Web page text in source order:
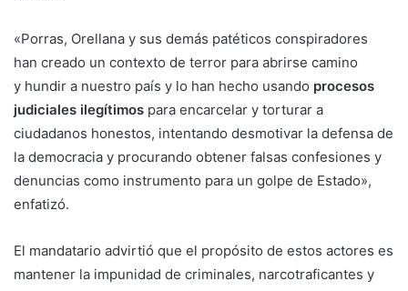
«Porras, Orellana y sus demás patéticos conspiradores
han creado un contexto de terror para abrirse camino
y hundir a nuestro país y lo han hecho usando procesos
judiciales ilegítimos para encarcelar y torturar a
ciudadanos honestos, intentando desmotivar la defensa de
la democracia y procurando obtener falsas confesiones y
denuncias como instrumento para un golpe de Estado»,
enfatizó.
El mandatario advirtió que el propósito de estos actores es
mantener la impunidad de criminales, narcotraficantes y